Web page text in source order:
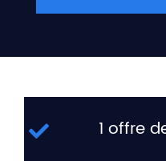
1 offre